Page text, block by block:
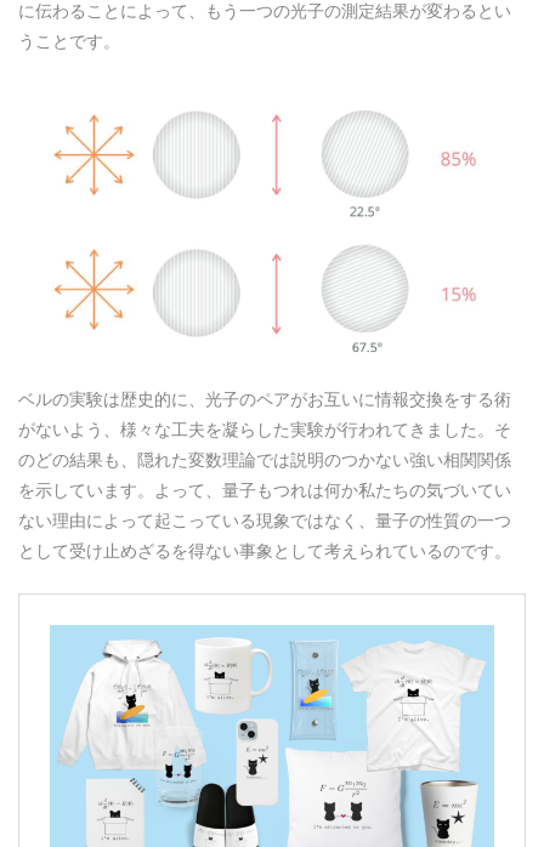
に伝わることによって、もう一つの光子の測定結果が変わるとい
うことです。
ベルの実験は歴史的に、光子のペアがお互いに情報交換をする術
がないよう、様々な工夫を凝らした実験が行われてきました。そ
のどの結果も、隠れた変数理論では説明のつかない強い相関関係
を示しています。よって、量子もつれは何か私たちの気づいてい
ない理由によって起こっている現象ではなく、量子の性質の一つ
として受け止めざるを得ない事象として考えられているのです。